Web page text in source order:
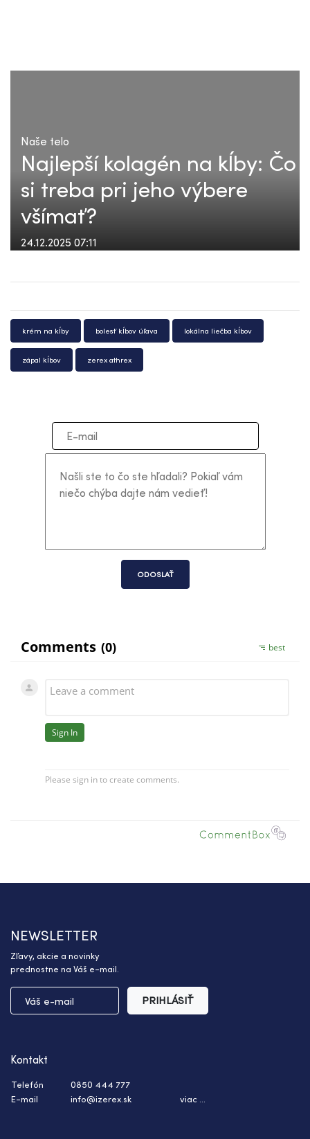
Naše telo
Najlepší kolagén na kĺby: Čo
si treba pri jeho výbere
všímať?
24.12.2025 07:11
krém na kĺby bolesť kĺbov úľava lokálna liečba kĺbov
zápal kĺbov zerex athrex
ODOSLAŤ
NEWSLETTER
Zľavy, akcie a novinky
prednostne na Váš e-mail.
PRIHLÁSIŤ
Kontakt
Telefón
0850 444 777
E-mail
info@izerex.sk viac ...